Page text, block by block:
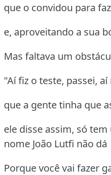
que o convidou para
e, aproveitando a sua
Mas faltava um
"Aí fiz o teste, passei,
que a gente tinha que
ele disse assim, só
nome João Lutfi não dá
Porque você vai fazer